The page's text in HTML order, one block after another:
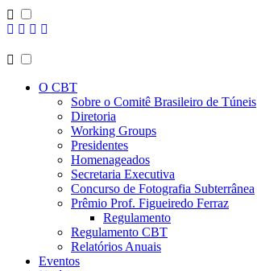
O CBT
Sobre o Comitê Brasileiro de Túneis
Diretoria
Working Groups
Presidentes
Homenageados
Secretaria Executiva
Concurso de Fotografia Subterrânea
Prêmio Prof. Figueiredo Ferraz
Regulamento
Regulamento CBT
Relatórios Anuais
Eventos